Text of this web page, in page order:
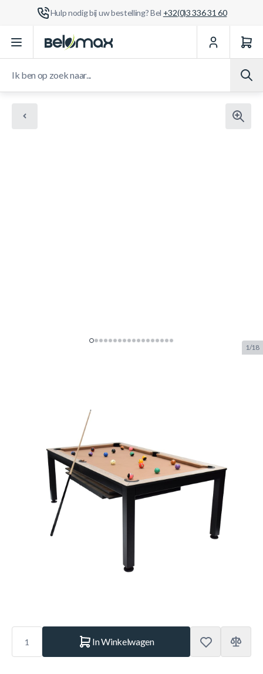
Hulp nodig bij uw bestelling? Bel +32(0)3 336 31 60
Ga naar de inhoud
1/18
Pooltafel/Eettafel Zwart/Eik 7FT
NORTH.7090.303
€ 2.499.– Op voorraad
Aanpasbare opties:
Installatie pooltafel gelijkvloers?
In Winkelwagen